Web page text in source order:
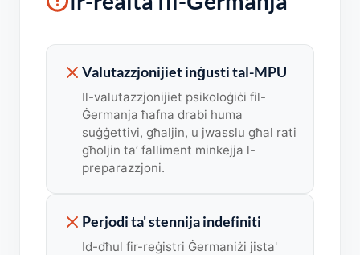
Valutazzjonijiet inġusti tal-MPU
Il-valutazzjonijiet psikoloġiċi fil-
Ġermanja ħafna drabi huma
suġġettivi, għaljin, u jwasslu għal rati
għoljin ta’ falliment minkejja l-
preparazzjoni.
Perjodi ta' stennija indefiniti
Id-dħul fir-reġistri Ġermaniżi jista'